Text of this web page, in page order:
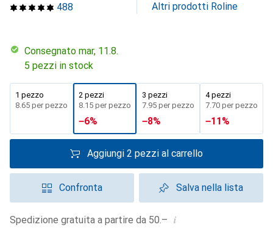
488 Altri prodotti Roline
Consegnato mar, 11.8.
5 pezzi in stock
1 pezzo
CHF
8.65 per pezzo
2 pezzi
CHF
8.15 per pezzo
−6%
3 pezzi
CHF
7.95 per pezzo
−8%
4 pezzi
CHF
7.70 per pezzo
−11%
Aggiungi 2 pezzi al carrello
Confronta Salva nella lista
Spedizione gratuita a partire da 50.– i